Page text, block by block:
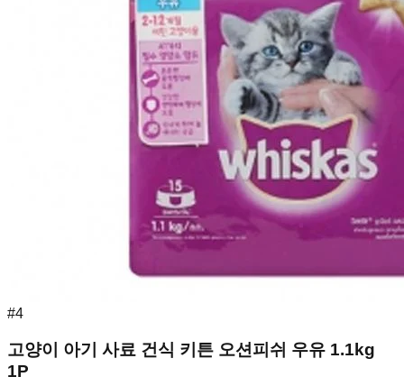
#4
고양이 아기 사료 건식 키튼 오션피쉬 우유 1.1kg
1P